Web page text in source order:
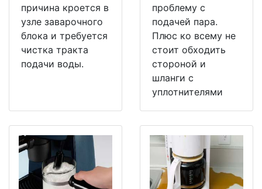
причина кроется в
узле заварочного
блока и требуется
чистка тракта
подачи воды.
проблему с
подачей пара.
Плюс ко всему не
стоит обходить
стороной и
шланги с
уплотнителями